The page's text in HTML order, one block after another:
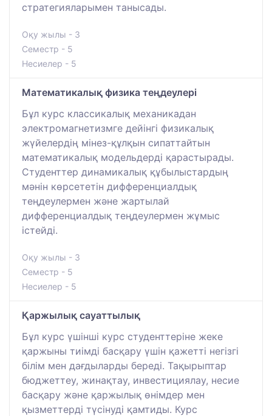
стратегияларымен танысады.
Оқу жылы - 3
Семестр - 5
Несиелер - 5
Математикалық физика теңдеулері
Бұл курс классикалық механикадан
электромагнетизмге дейінгі физикалық
жүйелердің мінез-құлқын сипаттайтын
математикалық модельдерді қарастырады.
Студенттер динамикалық құбылыстардың
мәнін көрсететін дифференциалдық
теңдеулермен және жартылай
дифференциалдық теңдеулермен жұмыс
істейді.
Оқу жылы - 3
Семестр - 5
Несиелер - 5
Қаржылық сауаттылық
Бұл курс үшінші курс студенттеріне жеке
қаржыны тиімді басқару үшін қажетті негізгі
білім мен дағдыларды береді. Тақырыптар
бюджеттеу, жинақтау, инвестициялау, несие
басқару және қаржылық өнімдер мен
қызметтерді түсінуді қамтиды. Курс